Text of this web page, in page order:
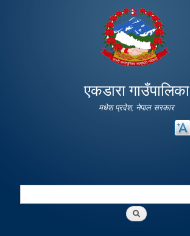
main
content
एकडारा गाउँपालिका
मधेश प्रदेश, नेपाल सरकार
Search